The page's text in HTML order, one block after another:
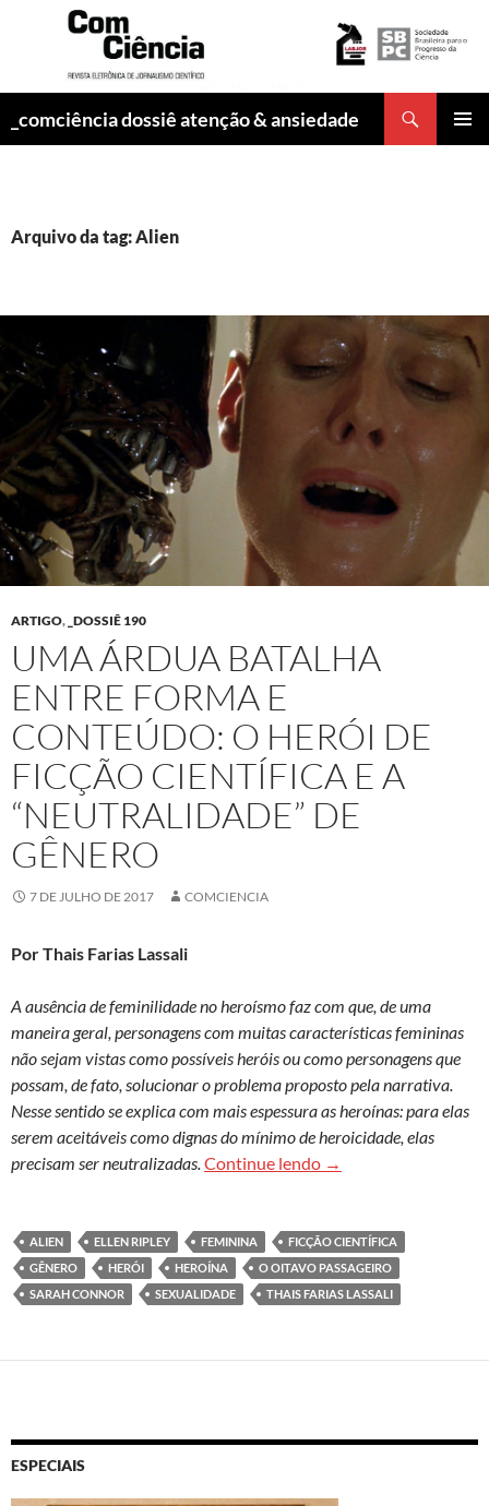
_comciência dossiê atenção & ansiedade
Arquivo da tag: Alien
ARTIGO, _DOSSIÊ 190
UMA ÁRDUA BATALHA
ENTRE FORMA E
CONTEÚDO: O HERÓI DE
FICÇÃO CIENTÍFICA E A
“NEUTRALIDADE” DE
GÊNERO
7 DE JULHO DE 2017 COMCIENCIA
Por Thais Farias Lassali
A ausência de feminilidade no heroísmo faz com que, de uma
maneira geral, personagens com muitas características femininas
não sejam vistas como possíveis heróis ou como personagens que
possam, de fato, solucionar o problema proposto pela narrativa.
Nesse sentido se explica com mais espessura as heroínas: para elas
serem aceitáveis como dignas do mínimo de heroicidade, elas
precisam ser neutralizadas.Continue lendo Uma árdua batalha
→
ALIEN ELLEN RIPLEY FEMININA
FICÇÃO CIENTÍFICA
GÊNERO
HERÓI HEROÍNA
O OITAVO PASSAGEIRO
SARAH CONNOR
SEXUALIDADE THAIS FARIAS LASSALI
ESPECIAIS